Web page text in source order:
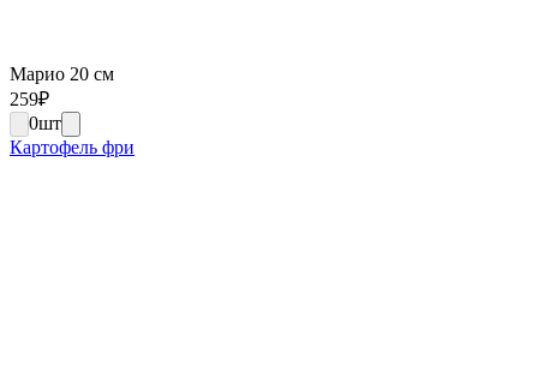
Марио 20 см
259₽
0шт
Картофель фри